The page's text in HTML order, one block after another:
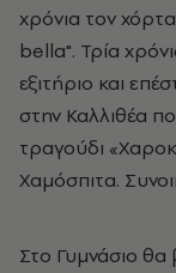
χρόνια τον
bella". Τρία
εξιτήριο και
στην Καλλιθέα
τραγούδι
Χαμόσπιτα.
Στο Γυμνάσιο θα